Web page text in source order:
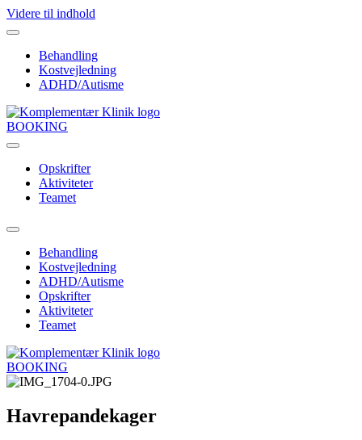
Videre til indhold
Behandling
Kostvejledning
ADHD/Autisme
BOOKING
Opskrifter
Aktiviteter
Teamet
Behandling
Kostvejledning
ADHD/Autisme
Opskrifter
Aktiviteter
Teamet
BOOKING
Havrepandekager